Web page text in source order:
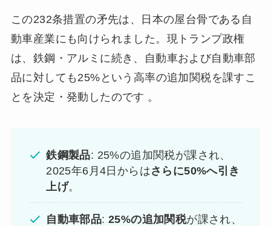
この232条措置の矛先は、日本の屋台骨である自
動車産業にも向けられました。現トランプ政権
は、鉄鋼・アルミに続き、自動車および自動車部
品に対しても25%という高率の追加関税を課すこ
とを決定・発動したのです 。
鉄鋼製品: 25%の追加関税が課され、
2025年6月4日からはさらに50%へ引き
上げ。
自動車部品: 25%の追加関税が課され、